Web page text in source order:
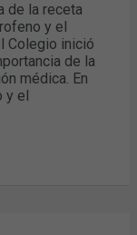
de la receta
y el
Colegio inició
de la
médica. En
el